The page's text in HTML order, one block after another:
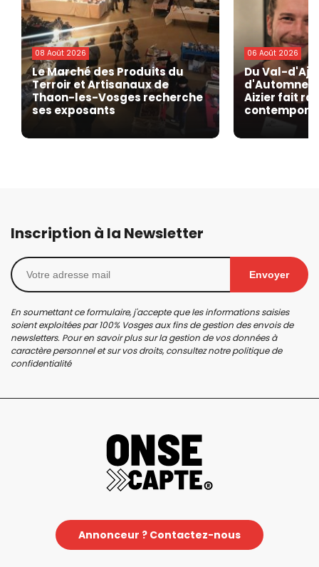
08 Août 2026
Le Marché des Produits du
Terroir et Artisanaux de
Thaon-les-Vosges recherche
ses exposants
06 Août 2026
Du Val-
d'Automne
Aizier fait
Inscription à la Newsletter
Envoyer
En soumettant ce formulaire, j'accepte que les informations saisies
soient exploitées par 100% Vosges aux fins de gestion des envois de
newsletters. Pour en savoir plus sur la gestion de vos données à
caractère personnel et sur vos droits, consultez notrepolitique de
confidentialité
Annonceur ? Contactez-nous